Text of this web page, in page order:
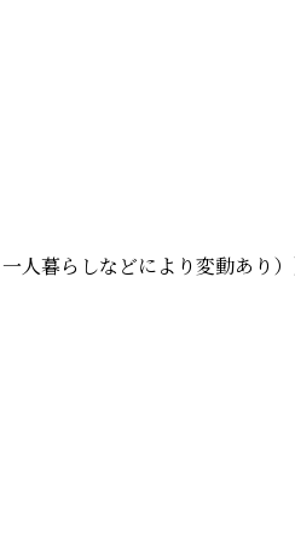
人暮らしなどにより変動あり